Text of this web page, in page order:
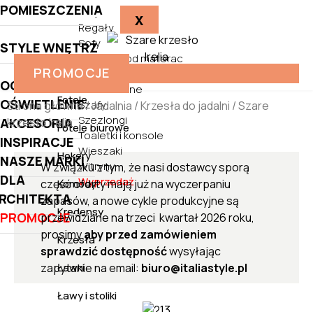
Pufy
Regały
Sofy
Stelaże pod materac
Stoły
Szafki nocne
Szafy
Szezlongi
Toaletki i konsole
Wieszaki
Witryny
Wyprzedaż
Biurka
Fotele
Fotele biurowe
Hokery
Komody
Kredensy
Krzesła
Ławki
Ławy i stoliki
POMIESZCZENIA
STYLE WNĘTRZ
OGRÓD
OŚWIETLENIE
AKCESORIA
INSPIRACJE
NASZE MARKI
DLA
PROMOCJE
X
PROMOCJE
Strona główna/Jadalnia /Krzesła do jadalni / Szare
krzesło Irelia
W związku z tym, że nasi dostawcy sporą
część oferty mają już na wyczerpaniu
zapasów, a nowe cykle produkcyjne są
przewidziane na trzeci kwartał 2026 roku,
prosimyaby przed zamówieniem
sprawdzić dostępnośćwysyłając
zapytanie na email: biuro@italiastyle.pl